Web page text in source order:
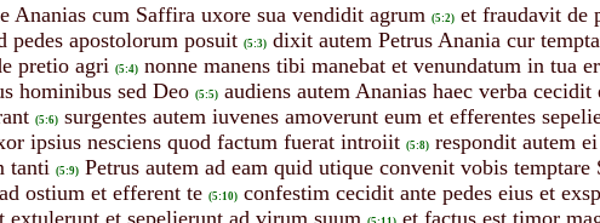
Ananias cum Saffira uxore sua vendidit agrum (5:2) et fraudavit de
pedes apostolorum posuit (5:3) dixit autem Petrus Anania cur
pretio agri (5:4) nonne manens tibi manebat et venundatum in tua
hominibus sed Deo (5:5) audiens autem Ananias haec verba
(5:6) surgentes autem iuvenes amoverunt eum et efferentes
ipsius nesciens quod factum fuerat introiit (5:8) respondit autem
tanti (5:9) Petrus autem ad eam quid utique convenit vobis
ostium et efferent te (5:10) confestim cecidit ante pedes eius et
et sepelierunt ad virum suum
et factus est timor